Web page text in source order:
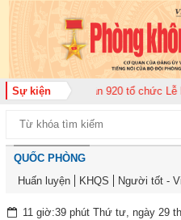
Sự kiện
Không quân 920 tổ chức Lễ kỷ
QUỐC PHÒNG
Huấn luyện
KHQS Người tốt -
11 giờ:39 phút Thứ tư, ngày 29